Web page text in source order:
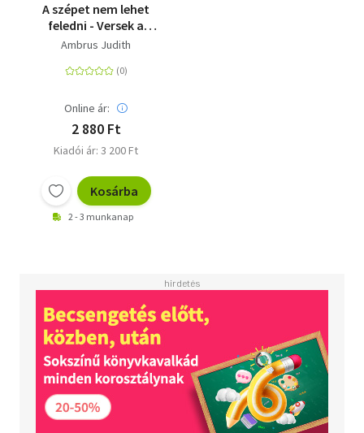
A szépet nem lehet
feledni - Versek a
Balatonról,
családról, szerelemről
Ambrus Judith
Online ár:
2 880 Ft
Kiadói ár: 3 200 Ft
Kosárba
2 - 3 munkanap